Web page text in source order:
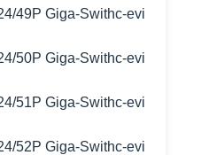
49P Giga-Swithc-evi
50P Giga-Swithc-evi
51P Giga-Swithc-evi
52P Giga-Swithc-evi